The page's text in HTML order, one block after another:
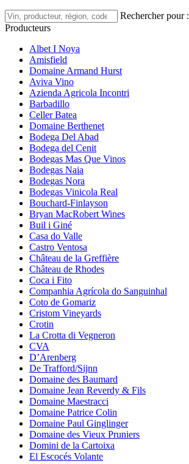
Rechercher pour :
Producteurs
Albet I Noya
Amisfield
Domaine Armand Hurst
Aviva Vino
Azienda Agricola Incontri
Barbadillo
Celler Batea
Domaine Berthenet
Bodega Del Abad
Bodega del Cenit
Bodegas Mas Que Vinos
Bodegas Naia
Bodegas Nora
Bodegas Vinicola Real
Bouchard-Finlayson
Bryan MacRobert Wines
Buil i Giné
Casa do Valle
Castro Ventosa
Château de la Greffière
Château de Rhodes
Coca i Fito
Companhia Agrícola do Sanguinhal
Coto de Gomariz
Cristom Vineyards
Crotin
La Crotta di Vegneron
CVA
D’Arenberg
De Trafford/Sijnn
Domaine des Baumard
Domaine Jean Reverdy & Fils
Domaine Maestracci
Domaine Patrice Colin
Domaine Paul Ginglinger
Domaine des Vieux Pruniers
Domini de la Cartoixa
El Escocés Volante